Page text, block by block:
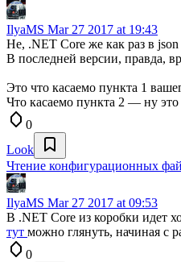
IlyaMS Mar 27 2017 at 19:43
Не, .NET Core же как раз в json
В последней версии, правда,
Это что касаемо пункта 1
Что касаемо пункта 2 — ну это
0
Look
Чтение конфигурационных
IlyaMS Mar 27 2017 at 09:53
В .NET Core из коробки идет
тут можно глянуть, начиная с
0